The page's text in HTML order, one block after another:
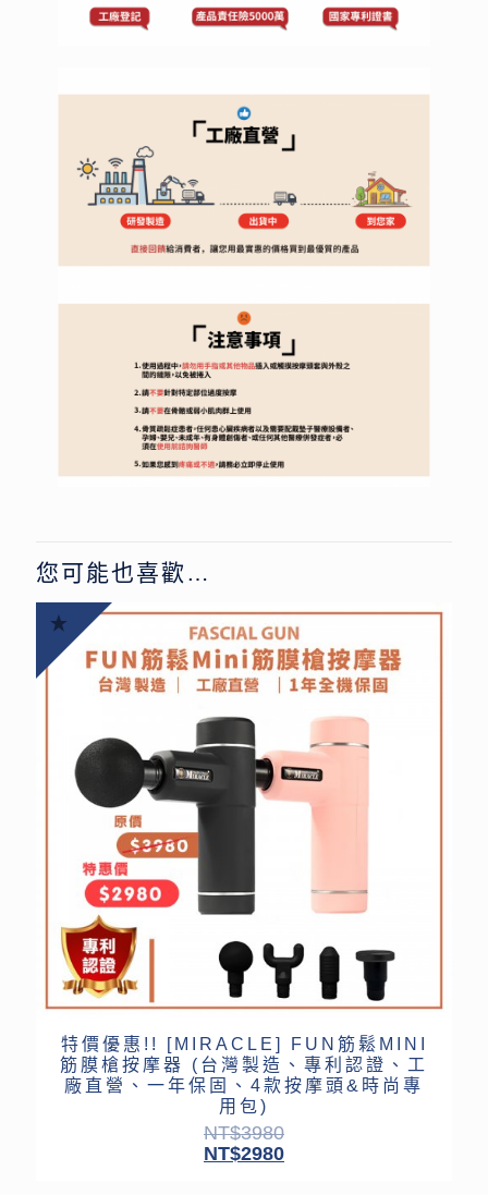
您可能也喜歡…
特價優惠!! [MIRACLE] FUN筋鬆MINI
筋膜槍按摩器 (台灣製造、專利認證、工
廠直營、一年保固、4款按摩頭&時尚專
用包)
NT$3980
NT$2980